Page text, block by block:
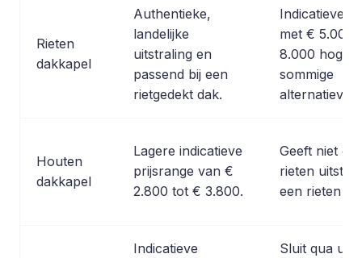
Rieten
dakkapel
Authentieke,
landelijke
uitstraling en
passend bij een
rietgedekt dak.
Indicatieve
met € 5.000
8.000 hoger
sommige
alternatieven.
Houten
dakkapel
Lagere indicatieve
prijsrange van €
2.800 tot € 3.800.
Geeft niet
rieten
een rieten
Indicatieve
Sluit qua